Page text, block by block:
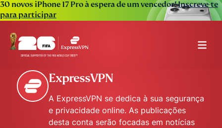
30 novos iPhone 17 Pro à espera de um vencedor!Inscreve-te
para participar
ExpressVPN
A ExpressVPN se dedica à sua segurança
e privacidade online. As publicações
desta conta serão focadas em notícias